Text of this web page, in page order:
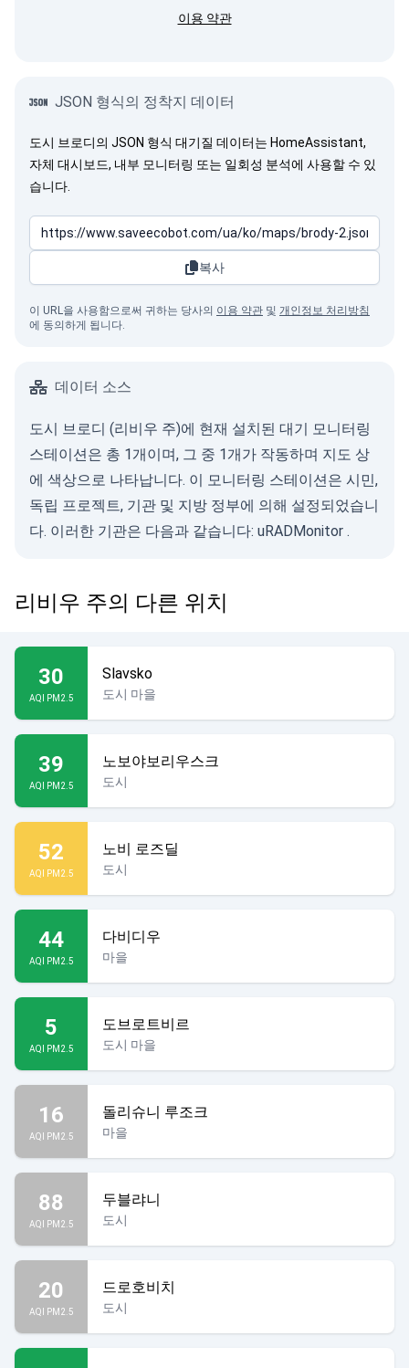
이용 약관
JSON 형식의 정착지 데이터
도시 브로디의 JSON 형식 대기질 데이터는 HomeAssistant,
자체 대시보드, 내부 모니터링 또는 일회성 분석에 사용할 수 있
습니다.
복사
이 URL을 사용함으로써 귀하는 당사의 이용 약관 및 개인정보 처리방침
에 동의하게 됩니다.
데이터 소스
도시 브로디 (리비우 주)에 현재 설치된 대기 모니터링
스테이션은 총 1개이며, 그 중 1개가 작동하며 지도 상
에 색상으로 나타납니다. 이 모니터링 스테이션은 시민,
독립 프로젝트, 기관 및 지방 정부에 의해 설정되었습니
다. 이러한 기관은 다음과 같습니다: uRADMonitor .
리비우 주의 다른 위치
30
AQI PM2.5
Slavsko
도시 마을
39
AQI PM2.5
노보야보리우스크
도시
52
AQI PM2.5
노비 로즈딜
도시
44
AQI PM2.5
다비디우
마을
5
AQI PM2.5
도브로트비르
도시 마을
16
AQI PM2.5
돌리슈니 루조크
마을
88
AQI PM2.5
두블랴니
도시
20
AQI PM2.5
드로호비치
도시